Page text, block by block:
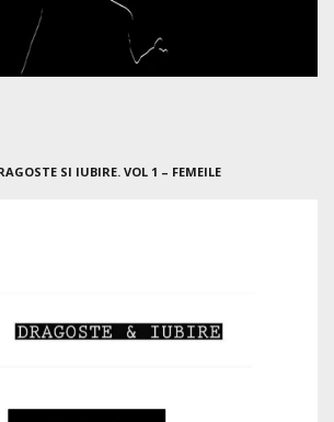
SI IUBIRE. VOL 1 – FEMEILE